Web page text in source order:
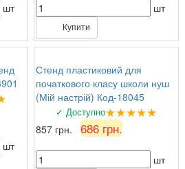
шт шт
Купити
шт
Стенд пластиковий для
початкового класу школи нуш
(Мій настрій) Код-18045
✓ Доступно★★★★★
857 грн. 686 грн.
шт